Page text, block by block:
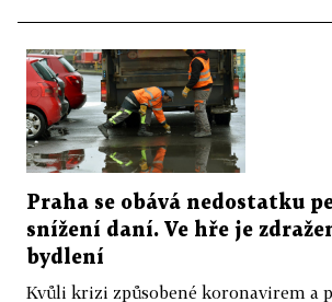
Praha se obává nedostatku
snížení daní. Ve hře je
bydlení
Kvůli krizi způsobené koronavirem a